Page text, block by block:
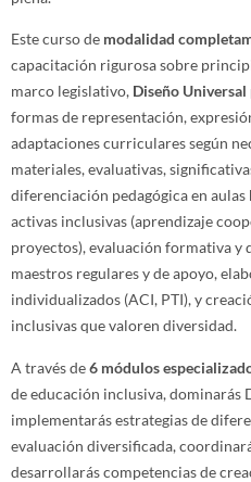
Este curso de modalidad
capacitación rigurosa sobre
marco legislativo, Diseño
formas de representación,
adaptaciones curriculares según
materiales, evaluativas,
diferenciación pedagógica en
activas inclusivas (aprendizaje
proyectos), evaluación formativa
maestros regulares y de apoyo,
individualizados (ACI, PTI), y
inclusivas que valoren diversidad.
A través de6 módulos
de educación inclusiva, dominarás
implementarás estrategias de
evaluación diversificada,
desarrollarás competencias de